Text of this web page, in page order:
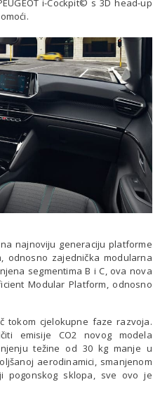
i-Cockpit© s 3D head-up
najnoviju generaciju platforme
odnosno zajednička modularna
segmentima B i C, ova nova
Modular Platform, odnosno
tokom cjelokupne faze razvoja.
emisije CO2 novog modela
težine od 30 kg manje u
aerodinamici, smanjenom
pogonskog sklopa, sve ovo je